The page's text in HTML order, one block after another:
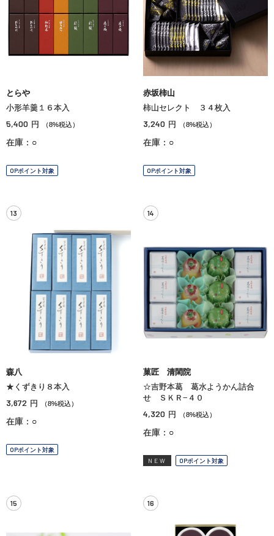
とらや
小形羊羹１６本入
5,400 円 （8%税込）
在庫：○
OPポイント対象
赤坂柿山
柿山セレクト ３４枚入
3,240 円 （8%税込）
在庫：○
OPポイント対象
13
森八
★くずきり８本入
3,672 円 （8%税込）
在庫：○
OPポイント対象
14
菓匠 清閑院
☆吉野本葛 葛水ようかん詰合
せ ＳＫＲ−４０
4,320 円 （8%税込）
在庫：○
NEW OPポイント対象
15 16